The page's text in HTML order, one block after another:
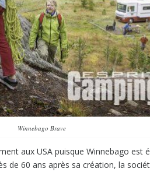
Winnebago Brave
aux USA puisque Winnebago est
de 60 ans après sa création, la